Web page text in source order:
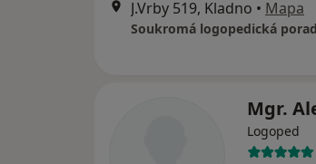
J.Vrby 519, Kladno • Mapa
Soukromá logopedická
Mgr.
Logoped